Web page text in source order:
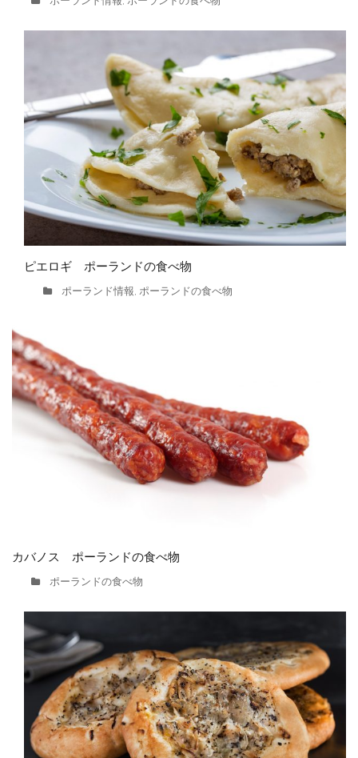
ピエロギ ポーランドの食べ物
ポーランド情報, ポーランドの食べ物
カバノス ポーランドの食べ物
ポーランドの食べ物